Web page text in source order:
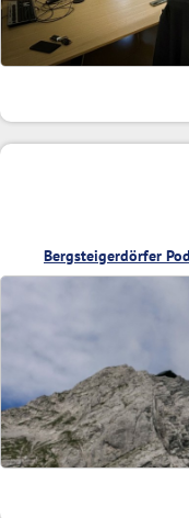
Bergsteigerdörfer